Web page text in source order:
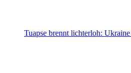
Tuapse brennt lichterloh: